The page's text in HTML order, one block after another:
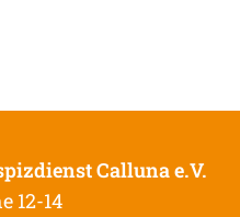
Calluna e.V.
12-14